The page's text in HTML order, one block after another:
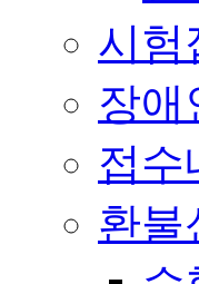
시험
장애
접수
환불